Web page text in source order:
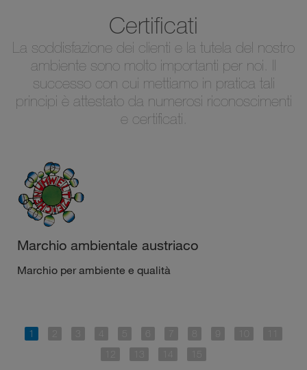
Certificati
La soddisfazione dei clienti e la tutela del nostro
ambiente sono molto importanti per noi. Il
successo con cui mettiamo in pratica tali
principi è attestato da numerosi riconoscimenti
e certificati.
Marchio ambientale austriaco
Marchio per ambiente e qualità